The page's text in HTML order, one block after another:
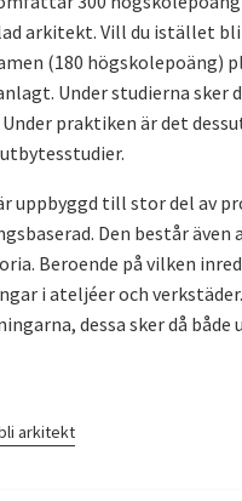
arkitekt. Vill du istället
(180 högskolepoäng)
Under studierna
praktiken är det
uppbyggd till stor del av
Den består
Beroende på vilken
i ateljéer och
dessa sker då både
arkitekt